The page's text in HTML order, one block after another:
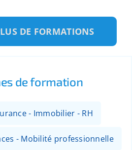
DE FORMATIONS
de formation
- Immobilier - RH
- Mobilité professionnelle